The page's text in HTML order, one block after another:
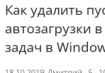
Как удалить
автозагрузки
задач в